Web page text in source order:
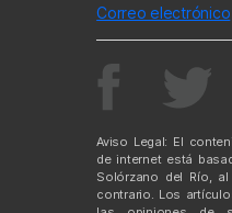
Correo electrónico
Aviso Legal: El
de internet está
Solórzano del Río,
contrario. Los